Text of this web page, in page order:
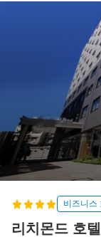
비즈니스
리치몬드 호